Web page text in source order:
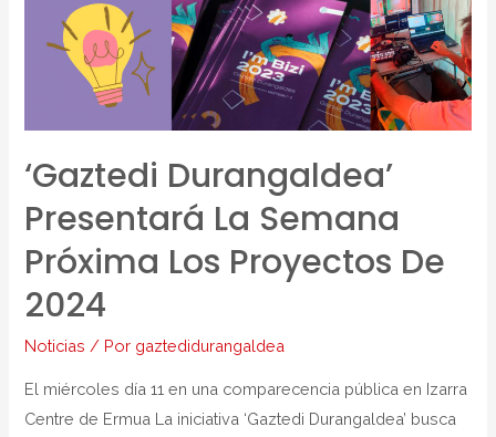
‘Gaztedi Durangaldea’
Presentará La Semana
Próxima Los Proyectos De
2024
Noticias / Por gaztedidurangaldea
El miércoles día 11 en una comparecencia pública en Izarra
Centre de Ermua La iniciativa ‘Gaztedi Durangaldea’ busca